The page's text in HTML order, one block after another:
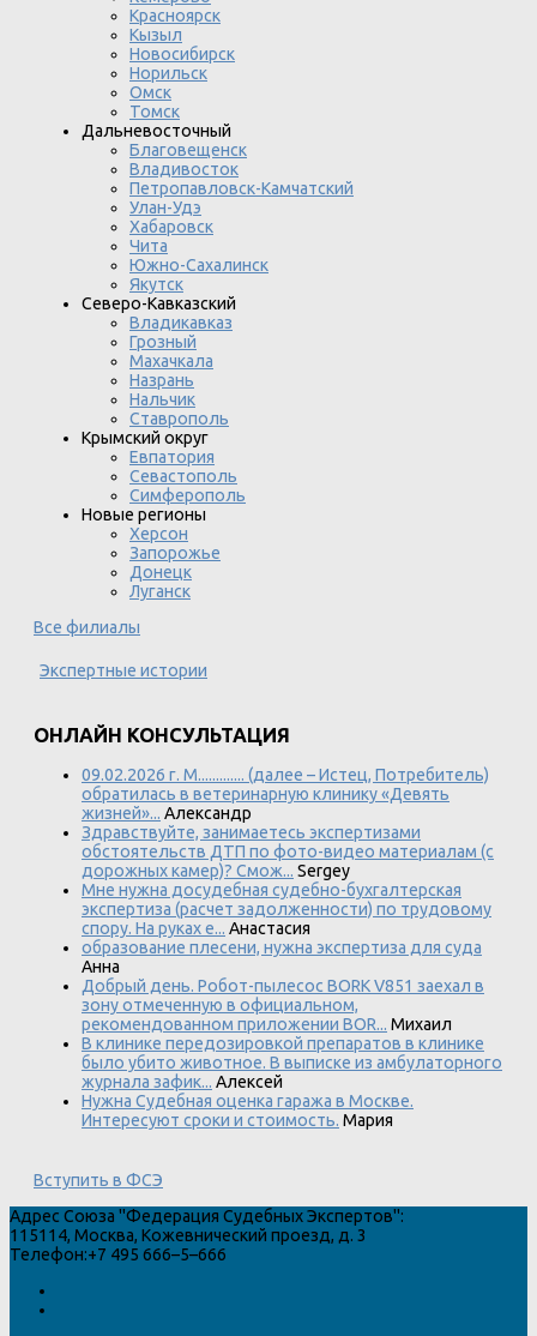
Красноярск
Кызыл
Новосибирск
Норильск
Омск
Томск
Дальневосточный
Благовещенск
Владивосток
Петропавловск-Камчатский
Улан-Удэ
Хабаровск
Чита
Южно-Сахалинск
Якутск
Северо-Кавказский
Владикавказ
Грозный
Махачкала
Назрань
Нальчик
Ставрополь
Крымский округ
Евпатория
Севастополь
Симферополь
Новые регионы
Херсон
Запорожье
Донецк
Луганск
Все филиалы
Экспертные истории
ОНЛАЙН КОНСУЛЬТАЦИЯ
09.02.2026 г. М............. (далее – Истец, Потребитель)
обратилась в ветеринарную клинику «Девять
жизней»... Александр
Здравствуйте, занимаетесь экспертизами
обстоятельств ДТП по фото-видео материалам (с
дорожных камер)? Смож... Sergey
Мне нужна досудебная судебно-бухгалтерская
экспертиза (расчет задолженности) по трудовому
спору. На руках е... Анастасия
образование плесени, нужна экспертиза для суда
Анна
Добрый день. Робот-пылесос BORK V851 заехал в
зону отмеченную в официальном,
рекомендованном приложении BOR... Михаил
В клинике передозировкой препаратов в клинике
было убито животное. В выписке из амбулаторного
журнала зафик... Алексей
Нужна Судебная оценка гаража в Москве.
Интересуют сроки и стоимость. Мария
Вступить в ФСЭ
Адрес Союза "Федерация Судебных Экспертов":
115114, Москва, Кожевнический проезд, д. 3
Телефон:+7 495 666–5–666